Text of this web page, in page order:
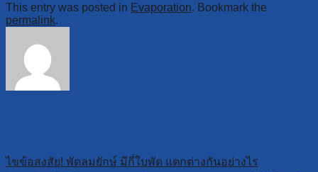
This entry was posted in Evaporation. Bookmark the
permalink.
ไขข้อสงสัย! พัดลมยักษ์ มีกี่ใบพัด แตกต่างกันอย่างไร